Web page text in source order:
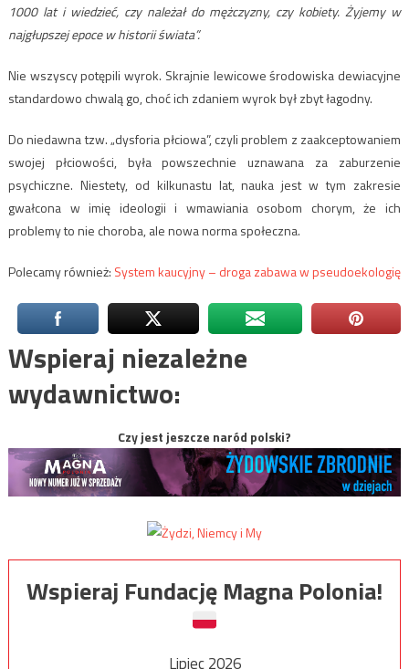
1000 lat i wiedzieć, czy należał do mężczyzny, czy kobiety. Żyjemy w
najgłupszej epoce w historii świata”.
Nie wszyscy potępili wyrok. Skrajnie lewicowe środowiska dewiacyjne
standardowo chwalą go, choć ich zdaniem wyrok był zbyt łagodny.
Do niedawna tzw. „dysforia płciowa”, czyli problem z zaakceptowaniem
swojej płciowości, była powszechnie uznawana za zaburzenie
psychiczne. Niestety, od kilkunastu lat, nauka jest w tym zakresie
gwałcona w imię ideologii i wmawiania osobom chorym, że ich
problemy to nie choroba, ale nowa norma społeczna.
Polecamy również: System kaucyjny – droga zabawa w pseudoekologię
Wspieraj niezależne
wydawnictwo:
Czy jest jeszcze naród polski?
Wspieraj Fundację Magna Polonia!
Lipiec 2026